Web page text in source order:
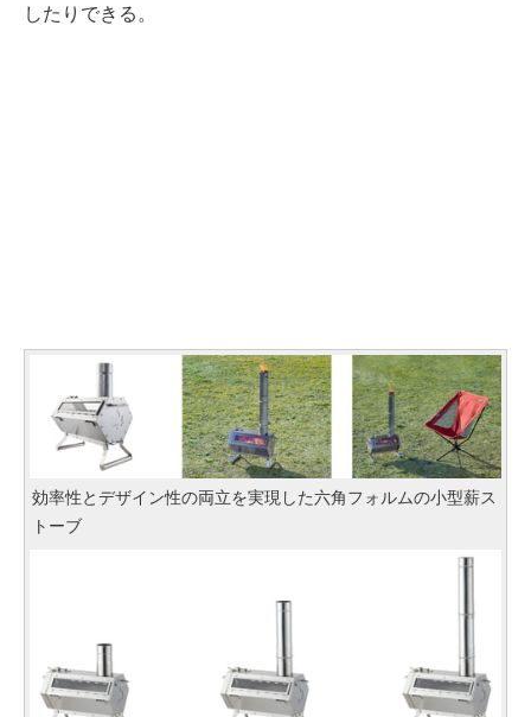
したりできる。
効率性とデザイン性の両立を実現した六角フォルムの小型薪ス
トーブ